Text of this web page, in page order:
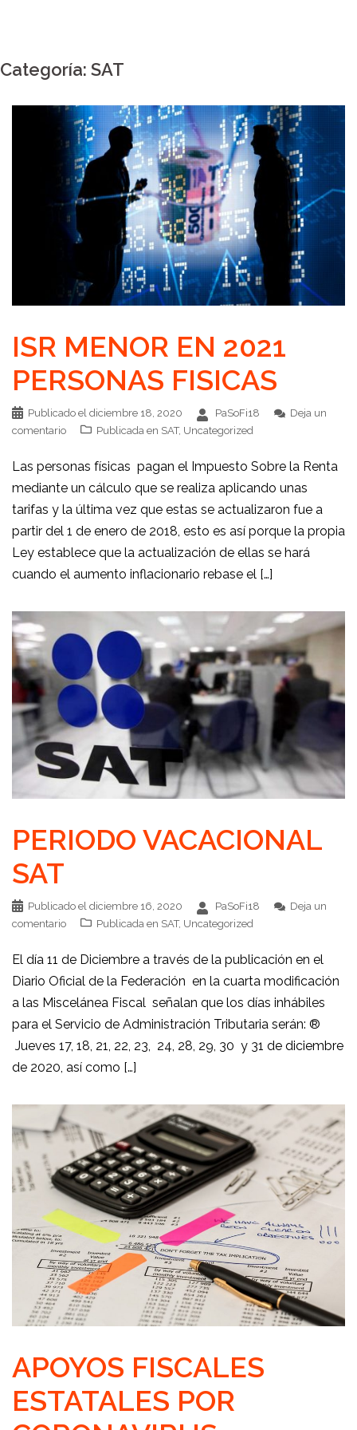
Categoría: SAT
ISR MENOR EN 2021
PERSONAS FISICAS
Publicado el diciembre 18, 2020 PaSoFi18
Deja un
comentario
Publicada en SAT, Uncategorized
Las personas físicas pagan el Impuesto Sobre la Renta
mediante un cálculo que se realiza aplicando unas
tarifas y la última vez que estas se actualizaron fue a
partir del 1 de enero de 2018, esto es así porque la propia
Ley establece que la actualización de ellas se hará
cuando el aumento inflacionario rebase el […]
PERIODO VACACIONAL
SAT
Publicado el diciembre 16, 2020 PaSoFi18
Deja un
comentario
Publicada en SAT, Uncategorized
El día 11 de Diciembre a través de la publicación en el
Diario Oficial de la Federación en la cuarta modificación
a las Miscelánea Fiscal señalan que los días inhábiles
para el Servicio de Administración Tributaria serán: ®
Jueves 17, 18, 21, 22, 23, 24, 28, 29, 30 y 31 de diciembre
de 2020, así como […]
APOYOS FISCALES
ESTATALES POR